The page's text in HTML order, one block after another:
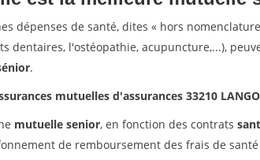
dépenses de santé, dites « hors
dentaires, l'ostéopathie, acupuncture,...),
.
mutuelles d'assurances 33210
mutuelle senior, en fonction des contrats
de remboursement des frais de